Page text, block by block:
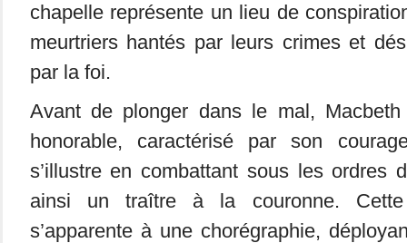
chapelle représente un lieu de
meurtriers hantés par leurs crimes et
par la foi.
Avant de plonger dans le mal,
honorable, caractérisé par son
s’illustre en combattant sous les ordres
ainsi un traître à la couronne.
s’apparente à une chorégraphie,